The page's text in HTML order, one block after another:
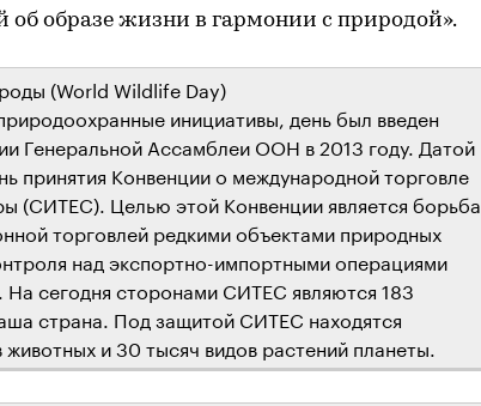
об образе жизни в гармонии с природой».
(World Wildlife Day)
инициативы, день был введен
Генеральной Ассамблеи ООН в 2013 году. Датой
принятия Конвенции о международной торговле
(СИТЕС). Целью этой Конвенции является борьба
торговлей редкими объектами природных
над экспортно-импортными операциями
сегодня сторонами СИТЕС являются 183
страна. Под защитой СИТЕС находятся
и 30 тысяч видов растений планеты.